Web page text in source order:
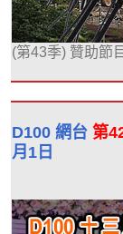
(第43季) 贊助節
D100 網台 第
月1日